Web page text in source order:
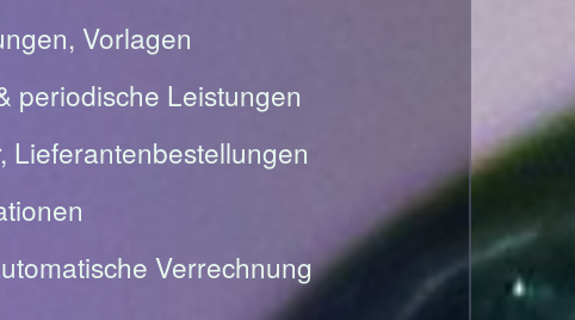
Vorlagen
periodische Leistungen
Lieferantenbestellungen
Verrechnung